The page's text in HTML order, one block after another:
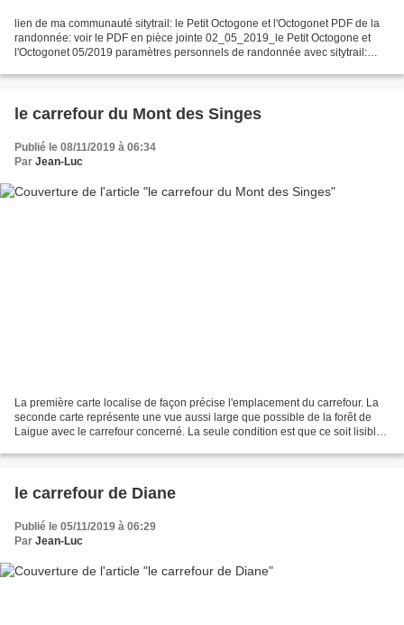
lien de ma communauté sitytrail: le Petit Octogone et l'Octogonet PDF de la
randonnée: voir le PDF en pièce jointe 02_05_2019_le Petit Octogone et
l'Octogonet 05/2019 paramètres personnels de randonnée avec sitytrail:
le carrefour du Mont des Singes
Publié le 08/11/2019 à 06:34
Par Jean-Luc
La première carte localise de façon précise l'emplacement du carrefour. La
seconde carte représente une vue aussi large que possible de la forêt de
Laigue avec le carrefour concerné. La seule condition est que ce soit lisible.
le carrefour de Diane
Publié le 05/11/2019 à 06:29
Par Jean-Luc